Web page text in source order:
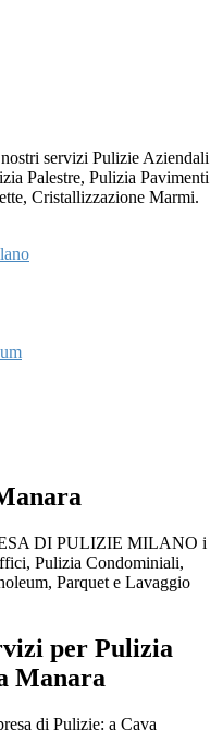
servizi Pulizie Aziendali
Palestre, Pulizia Pavimenti
Cristallizzazione Marmi.
DI PULIZIE MILANO i
Pulizia Condominiali,
Parquet e Lavaggio
per Pulizia
Manara